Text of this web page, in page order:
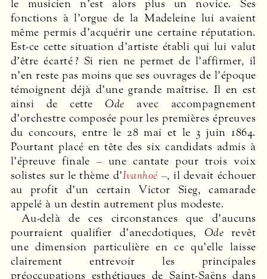
le musicien n’est alors plus un novice. Ses
fonctions à l’orgue de la Madeleine lui avaient
même permis d’acquérir une certaine réputation.
Est-ce cette situation d’artiste établi qui lui valut
d’être écarté ? Si rien ne permet de l’affirmer, il
n’en reste pas moins que ses ouvrages de l’époque
témoignent déjà d’une grande maîtrise. Il en est
ainsi de cetteOde avec accompagnement
d’orchestre composée pour les premières épreuves
du concours, entre le 28 mai et le 3 juin 1864.
Pourtant placé en tête des six candidats admis à
l’épreuve finale – une cantate pour trois voix
solistes sur le thème d’Ivanhoé–, il devait échouer
au profit d’un certain Victor Sieg, camarade
appelé à un destin autrement plus modeste.
Au-delà de ces circonstances que d’aucuns
pourraient qualifier d’anecdotiques, Ode revêt
une dimension particulière en ce qu’elle laisse
clairement entrevoir les principales
préoccupations esthétiques de Saint-Saëns dans